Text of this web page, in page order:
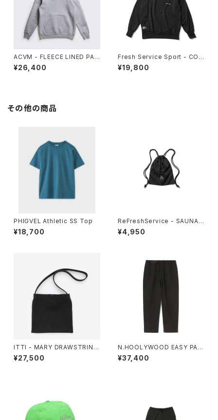
ACVM - FLEECE LINED PAD
DED HOODIE
¥26,400
Fresh Service Sport - COR
DURA_ FLEECE PULLOVER
HOODIE
¥19,800
その他の商品
PHIGVEL Athletic SS Top
¥18,700
ReFreshService - SAUNA
KNAPSACK
¥4,950
ITTI - MARY DRAWSTRING
S POUCH - PM
¥27,500
N.HOOLYWOOD EASY PAN
TS
¥37,400